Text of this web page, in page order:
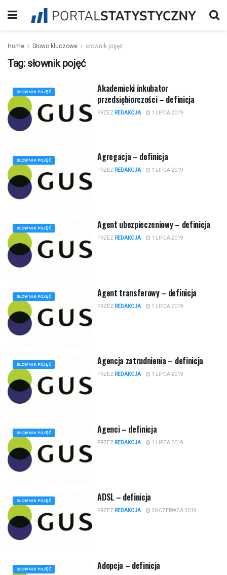
Home Słowo kluczowe słownik pojęć
Tag: słownik pojęć
SŁOWNIK POJĘĆ
Akademicki inkubator
przedsiębiorczości – definicja
PRZEZ REDAKCJA 1 LIPCA 2019
SŁOWNIK POJĘĆ Agregacja – definicja
PRZEZ REDAKCJA 1 LIPCA 2019
SŁOWNIK POJĘĆ Agent ubezpieczeniowy – definicja
PRZEZ REDAKCJA 1 LIPCA 2019
SŁOWNIK POJĘĆ Agent transferowy – definicja
PRZEZ REDAKCJA 1 LIPCA 2019
SŁOWNIK POJĘĆ Agencja zatrudnienia – definicja
PRZEZ REDAKCJA 1 LIPCA 2019
SŁOWNIK POJĘĆ Agenci – definicja
PRZEZ REDAKCJA 1 LIPCA 2019
SŁOWNIK POJĘĆ ADSL – definicja
PRZEZ REDAKCJA 30 CZERWCA 2019
SŁOWNIK POJĘĆ Adopcja – definicja